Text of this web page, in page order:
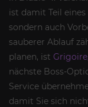
ist damit Teil
sondern auch
sauberer Ablauf
planen, ist
nächste Boss-
Service
damit Sie sich